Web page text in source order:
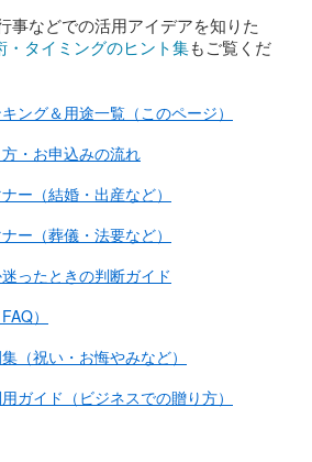
事などでの活用アイデアを知りた
・タイミングのヒント集もご覧くだ
ング＆用途一覧（このページ）
・お申込みの流れ
ー（結婚・出産など）
ー（葬儀・法要など）
ったときの判断ガイド
）
（祝い・お悔やみなど）
ガイド（ビジネスでの贈り方）